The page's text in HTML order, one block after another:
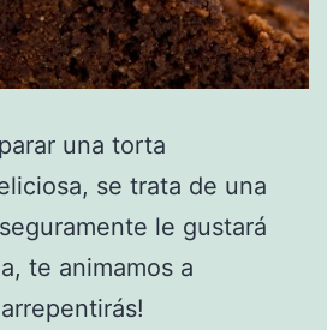
una torta
se trata de una
le gustará
te animamos a